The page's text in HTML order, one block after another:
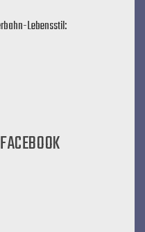
Lebensstil: